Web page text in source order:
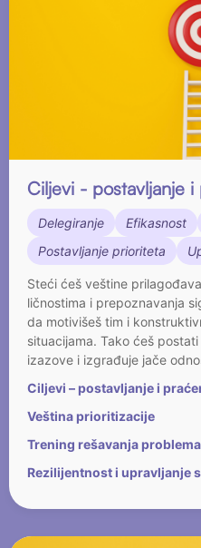
Ciljevi - postavljanje i
Delegiranje Efikasnost
Postavljanje prioriteta
Steći ćeš veštine
ličnostima i prepoznavanja
da motivišeš tim i
situacijama. Tako ćeš
izazove i izgrađuje jače
Ciljevi – postavljanje i
Veština prioritizacije
Trening rešavanja problema
Rezilijentnost i upravljanje